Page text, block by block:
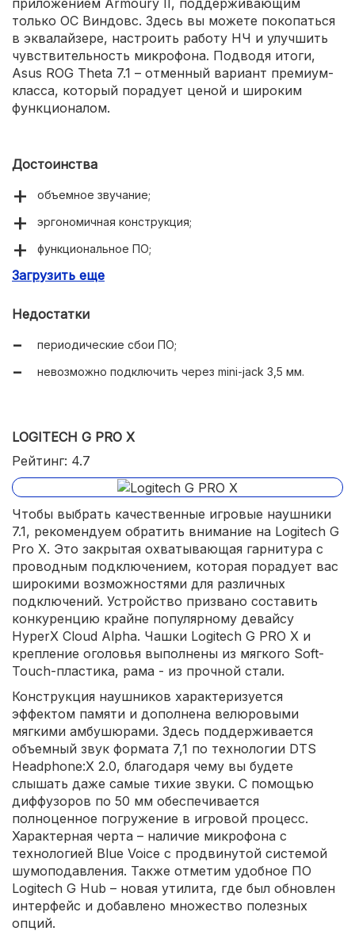
только ОС Виндовс. Здесь вы можете покопаться
в эквалайзере, настроить работу НЧ и улучшить
чувствительность микрофона. Подводя итоги,
Asus ROG Theta 7.1 – отменный вариант премиум-
класса, который порадует ценой и широким
функционалом.
Достоинства
объемное звучание;
эргономичная конструкция;
функциональное ПО;
приятный внешний вид;
можно подключить через USB Type-A или Type-C;
качественный микрофон;
Загрузить еще
Недостатки
периодические сбои ПО;
невозможно подключить через mini-jack 3,5 мм.
LOGITECH G PRO X
Рейтинг: 4.7
Чтобы выбрать качественные игровые наушники
7.1, рекомендуем обратить внимание на Logitech G
Pro X. Это закрытая охватывающая гарнитура с
проводным подключением, которая порадует вас
широкими возможностями для различных
подключений. Устройство призвано составить
конкуренцию крайне популярному девайсу
HyperX Cloud Alpha. Чашки Logitech G PRO X и
крепление оголовья выполнены из мягкого Soft-
Touch-пластика, рама - из прочной стали.
Конструкция наушников характеризуется
эффектом памяти и дополнена велюровыми
мягкими амбушюрами. Здесь поддерживается
объемный звук формата 7,1 по технологии DTS
Headphone:X 2.0, благодаря чему вы будете
слышать даже самые тихие звуки. С помощью
диффузоров по 50 мм обеспечивается
полноценное погружение в игровой процесс.
Характерная черта – наличие микрофона с
технологией Blue Voice с продвинутой системой
шумоподавления. Также отметим удобное ПО
Logitech G Hub – новая утилита, где был обновлен
интерфейс и добавлено множество полезных
опций.